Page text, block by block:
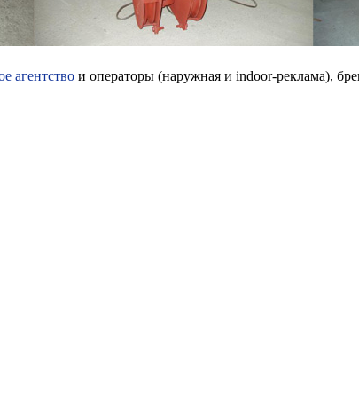
агентство и операторы (наружная и indoor-реклама),